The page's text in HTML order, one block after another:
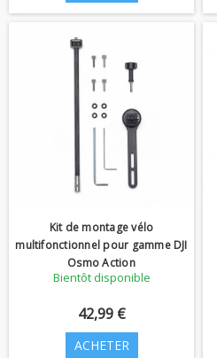
Kit de montage vélo
multifonctionnel pour gamme DJI
Osmo Action
Bientôt disponible
42,99 €
ACHETER